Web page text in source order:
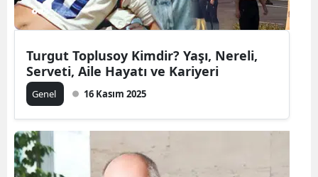
Turgut Toplusoy Kimdir? Yaşı, Nereli,
Serveti, Aile Hayatı ve Kariyeri
Genel 16 Kasım 2025